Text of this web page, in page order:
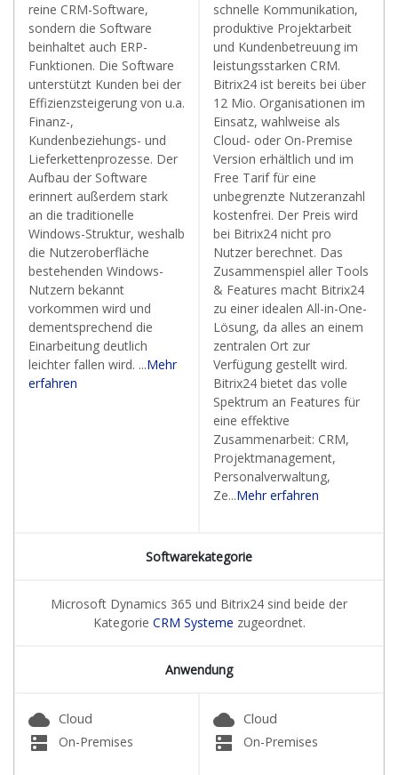
reine CRM-Software,
sondern die Software
beinhaltet auch ERP-
Funktionen. Die Software
unterstützt Kunden bei der
Effizienzsteigerung von u.a.
Finanz-,
Kundenbeziehungs- und
Lieferkettenprozesse. Der
Aufbau der Software
erinnert außerdem stark
an die traditionelle
Windows-Struktur, weshalb
die Nutzeroberfläche
bestehenden Windows-
Nutzern bekannt
vorkommen wird und
dementsprechend die
Einarbeitung deutlich
leichter fallen wird. ...Mehr
erfahren
schnelle Kommunikation,
produktive Projektarbeit
und Kundenbetreuung im
leistungsstarken CRM.
Bitrix24 ist bereits bei über
12 Mio. Organisationen im
Einsatz, wahlweise als
Cloud- oder On-Premise
Version erhältlich und im
Free Tarif für eine
unbegrenzte Nutzeranzahl
kostenfrei. Der Preis wird
bei Bitrix24 nicht pro
Nutzer berechnet. Das
Zusammenspiel aller Tools
& Features macht Bitrix24
zu einer idealen All-in-One-
Lösung, da alles an einem
zentralen Ort zur
Verfügung gestellt wird.
Bitrix24 bietet das volle
Spektrum an Features für
eine effektive
Zusammenarbeit: CRM,
Projektmanagement,
Personalverwaltung,
Ze...Mehr erfahren
Softwarekategorie
Microsoft Dynamics 365 und Bitrix24 sind beide der
Kategorie CRM Systeme zugeordnet.
Anwendung
cloud Cloud
dns On-Premises
cloud Cloud
dns On-Premises